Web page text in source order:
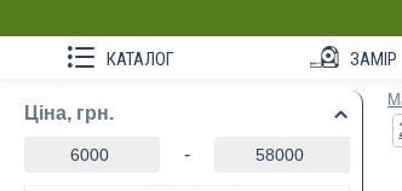
КАТАЛОГ ЗАМІР
Ціна, грн.
-